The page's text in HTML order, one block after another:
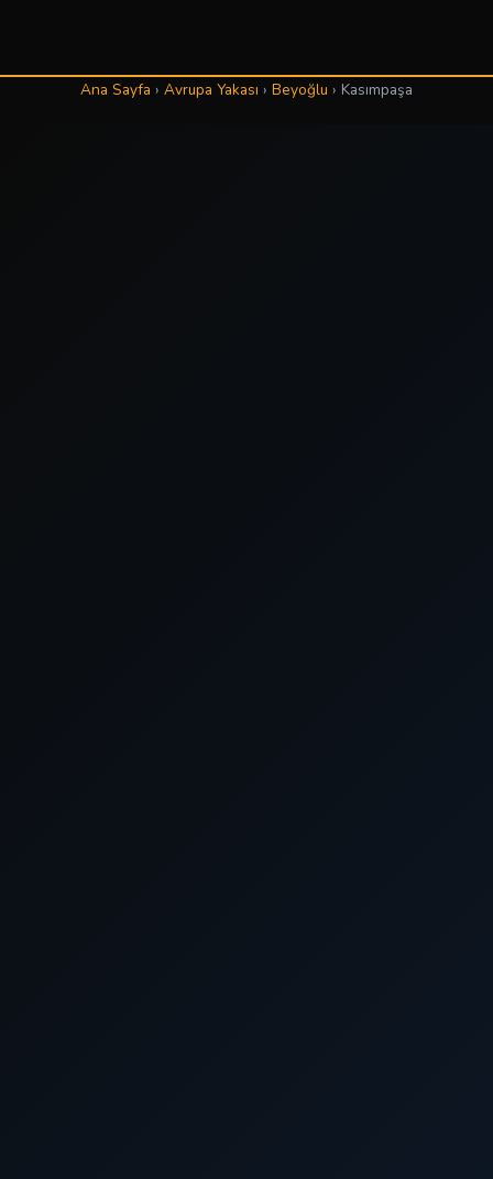
Ana Sayfa › Avrupa Yakası › Beyoğlu › Kasımpaşa